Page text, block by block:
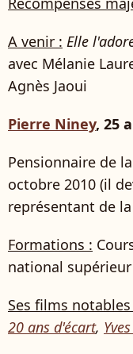
A venir : Elle
avec Mélanie
Agnès Jaoui
Pierre Niney, 25
Pensionnaire de
octobre 2010 (il
représentant de
Formations :
national
Ses films notables
20 ans d'écart,